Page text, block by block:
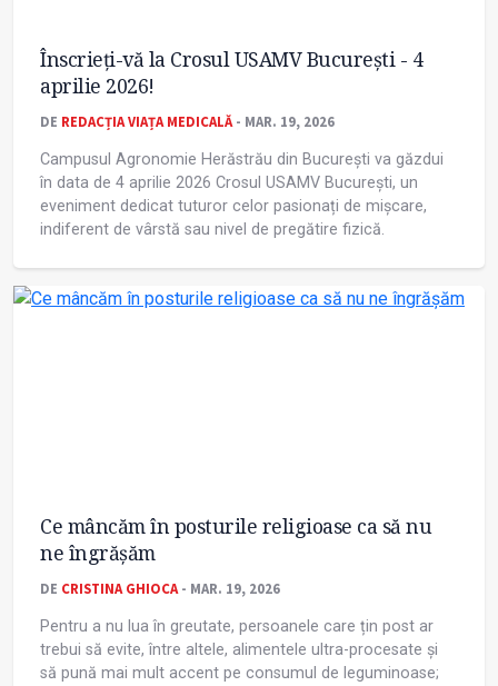
Înscrieți-vă la Crosul USAMV București - 4
aprilie 2026!
DE REDACȚIA VIAȚA MEDICALĂ- MAR. 19, 2026
Campusul Agronomie Herăstrău din București va găzdui
în data de 4 aprilie 2026 Crosul USAMV București, un
eveniment dedicat tuturor celor pasionați de mișcare,
indiferent de vârstă sau nivel de pregătire fizică.
Ce mâncăm în posturile religioase ca să nu
ne îngrășăm
DE CRISTINA GHIOCA- MAR. 19, 2026
Pentru a nu lua în greutate, persoanele care țin post ar
trebui să evite, între altele, alimentele ultra-procesate și
să pună mai mult accent pe consumul de leguminoase;